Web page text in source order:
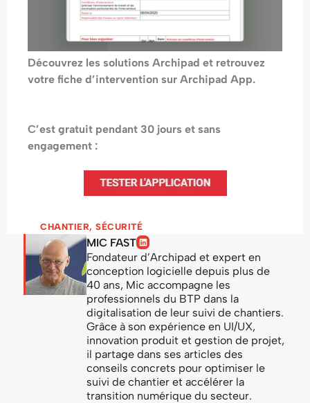
Découvrez les solutions Archipad et retrouvez
votre fiche d’intervention sur Archipad App.
C’est gratuit pendant 30 jours et sans
engagement :
CHANTIER, SÉCURITÉ
MIC FAST
Fondateur d’Archipad et expert en
conception logicielle depuis plus de
40 ans, Mic accompagne les
professionnels du BTP dans la
digitalisation de leur suivi de chantiers.
Grâce à son expérience en UI/UX,
innovation produit et gestion de projet,
il partage dans ses articles des
conseils concrets pour optimiser le
suivi de chantier et accélérer la
transition numérique du secteur.